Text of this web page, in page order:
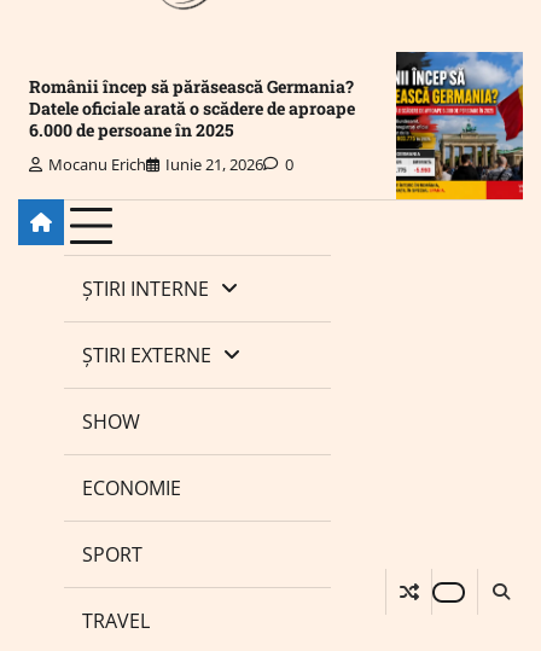
Românii încep să părăsească Germania?
Datele oficiale arată o scădere de aproape
6.000 de persoane în 2025
Mocanu Erich Iunie 21, 2026 0
ȘTIRI INTERNE
ȘTIRI EXTERNE
SHOW
ECONOMIE
SPORT
TRAVEL